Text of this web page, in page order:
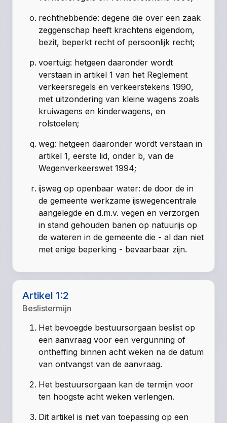
rechthebbende: degene die over een zaak
zeggenschap heeft krachtens eigendom,
bezit, beperkt recht of persoonlijk recht;
voertuig: hetgeen daaronder wordt
verstaan in artikel 1 van het Reglement
verkeersregels en verkeerstekens 1990,
met uitzondering van kleine wagens zoals
kruiwagens en kinderwagens, en
rolstoelen;
weg: hetgeen daaronder wordt verstaan in
artikel 1, eerste lid, onder b, van de
Wegenverkeerswet 1994;
ijsweg op openbaar water: de door de in
de gemeente werkzame ijswegencentrale
aangelegde en d.m.v. vegen en verzorgen
in stand gehouden banen op natuurijs op
de wateren in de gemeente die - al dan niet
met enige beperking - bevaarbaar zijn.
Artikel 1:2
Beslistermijn
Het bevoegde bestuursorgaan beslist op
een aanvraag voor een vergunning of
ontheffing binnen acht weken na de datum
van ontvangst van de aanvraag.
Het bestuursorgaan kan de termijn voor
ten hoogste acht weken verlengen.
Dit artikel is niet van toepassing op een